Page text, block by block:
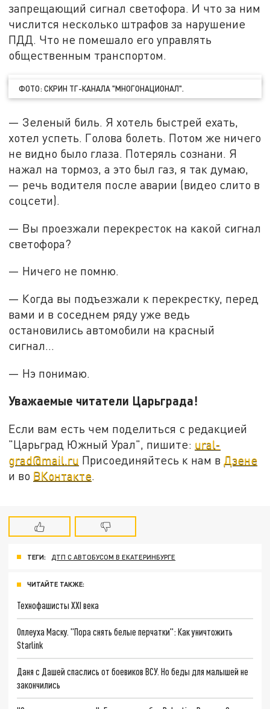
запрещающий сигнал светофора. И что за ним
числится несколько штрафов за нарушение
ПДД. Что не помешало его управлять
общественным транспортом.
ФОТО: СКРИН ТГ-КАНАЛА "МНОГОНАЦИОНАЛ".
— Зеленый биль. Я хотель быстрей ехать,
хотел успеть. Голова болеть. Потом же ничего
не видно было глаза. Потеряль сознани. Я
нажал на тормоз, а это был газ, я так думаю,
— речь водителя после аварии (видео слито в
соцсети).
— Вы проезжали перекресток на какой сигнал
светофора?
— Ничего не помню.
— Когда вы подъезжали к перекрестку, перед
вами и в соседнем ряду уже ведь
остановились автомобили на красный
сигнал…
— Нэ понимаю.
Уважаемые читатели Царьграда!
Если вам есть чем поделиться с редакцией
"Царьград Южный Урал", пишите: ural-
grad@mail.ru Присоединяйтесь к нам в Дзене
и во ВКонтакте.
ТЕГИ: ДТП С АВТОБУСОМ В ЕКАТЕРИНБУРГЕ
ЧИТАЙТЕ ТАКЖЕ:
Технофашисты XXI века
Оплеуха Маску. "Пора снять белые перчатки": Как уничтожить
Starlink
Даня с Дашей спаслись от боевиков ВСУ. Но беды для малышей не
закончились